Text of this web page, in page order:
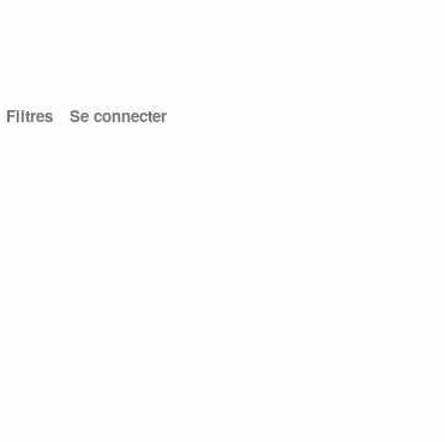
Filtres Se connecter